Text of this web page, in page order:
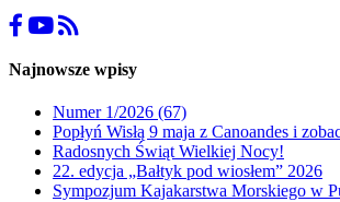
Najnowsze wpisy
Numer 1/2026 (67)
Popłyń Wisłą 9 maja z Canoandes i
Radosnych Świąt Wielkiej Nocy!
22. edycja „Bałtyk pod wiosłem” 2026
Sympozjum Kajakarstwa Morskiego w